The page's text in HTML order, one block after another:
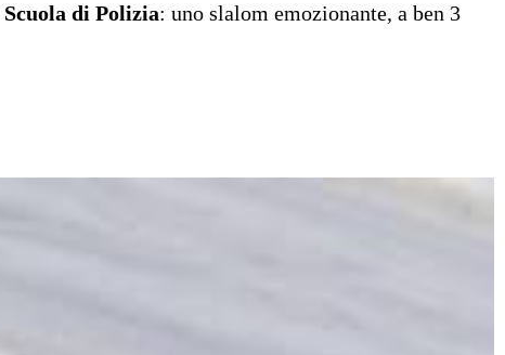
Scuola di Polizia: uno slalom emozionante, a ben 3